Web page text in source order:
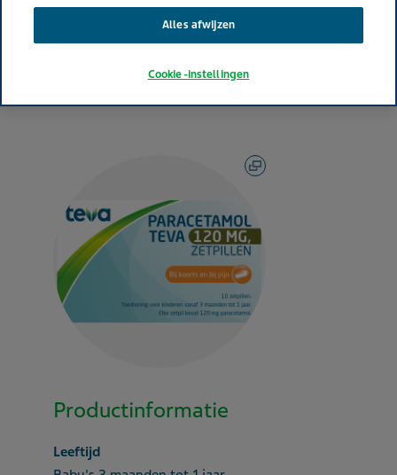
en spierpijn en zenuwpijn.
Productinformatie
Leeftijd
Alles afwijzen
Cookie-instellingen